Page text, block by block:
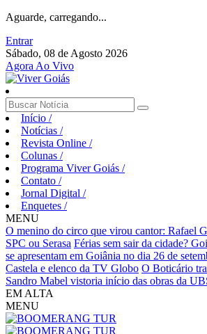
Aguarde, carregando...
Entrar
Sábado, 08 de Agosto 2026
Agora Ao Vivo
Início /
Notícias /
Revista Online /
Colunas /
Programa Viver Goiás /
Contato /
Jornal Digital /
Enquetes /
MENU
O menino do circo que virou cantor: Rafael
SPC ou Serasa Férias sem sair da cidade?
se apresentam em Goiânia no dia 26 de
Castela e elenco da TV Globo O Boticário
Sandro Mabel vistoria início das obras da
EM ALTA
MENU